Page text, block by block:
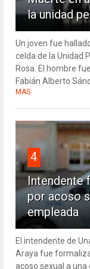
la unidad
Un joven fue
celda de la Unidad
Rosa. El hombre
Fabián Alberto
MAS
4
Intendente
por acoso
empleada
El intendente de
Araya fue
acoso sexual a